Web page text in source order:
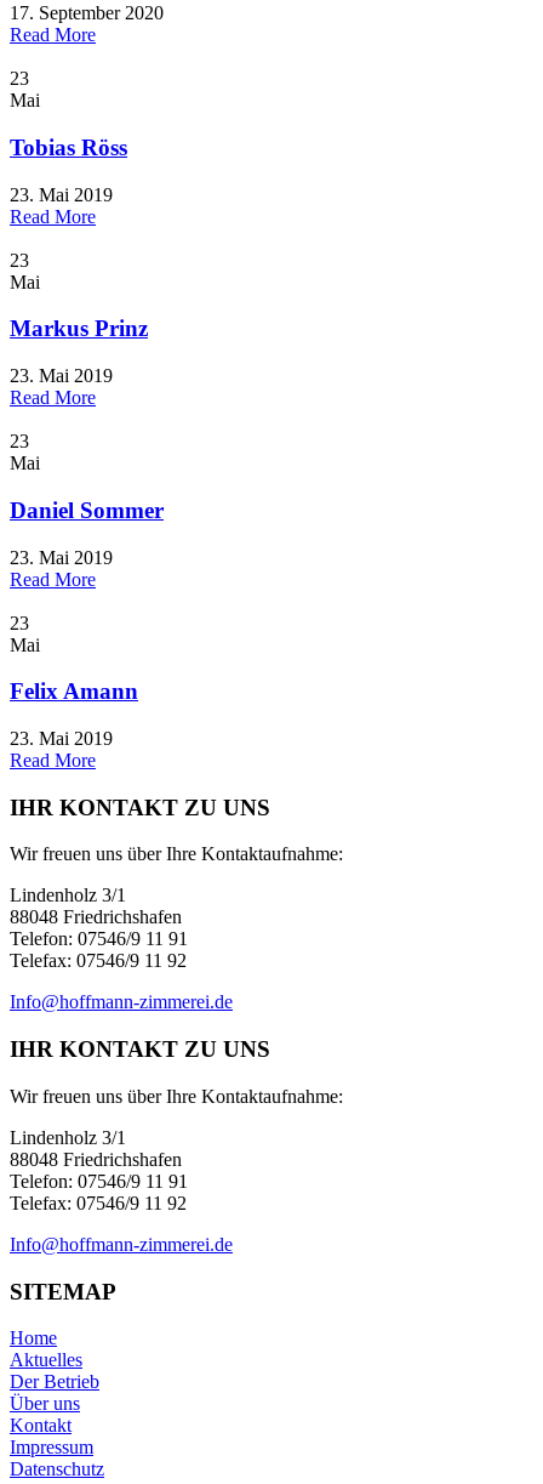
17. September 2020
Read More
23
Mai
Tobias Röss
23. Mai 2019
Read More
23
Mai
Markus Prinz
23. Mai 2019
Read More
23
Mai
Daniel Sommer
23. Mai 2019
Read More
23
Mai
Felix Amann
23. Mai 2019
Read More
IHR KONTAKT ZU UNS
Wir freuen uns über Ihre Kontaktaufnahme:
Lindenholz 3/1
88048 Friedrichshafen
Telefon: 07546/9 11 91
Telefax: 07546/9 11 92
Info@hoffmann-zimmerei.de
IHR KONTAKT ZU UNS
Wir freuen uns über Ihre Kontaktaufnahme:
Lindenholz 3/1
88048 Friedrichshafen
Telefon: 07546/9 11 91
Telefax: 07546/9 11 92
Info@hoffmann-zimmerei.de
SITEMAP
Home
Aktuelles
Der Betrieb
Über uns
Kontakt
Impressum
Datenschutz